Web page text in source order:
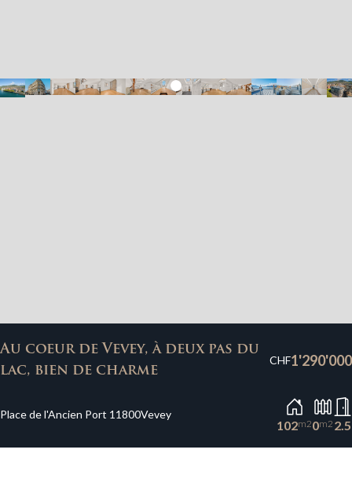
Au coeur de Vevey, à deux pas du
lac, bien de charme
CHF1'290'000
Place de l'Ancien Port 1 1800Vevey
102m20m2 2.5